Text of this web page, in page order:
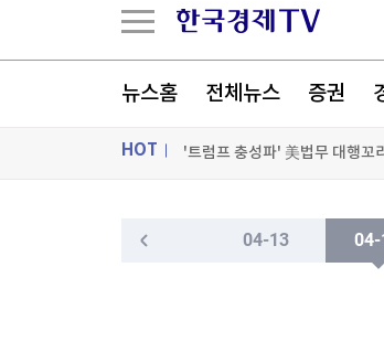
뉴스홈 전체뉴스 증권
HOT
SK하이닉스, 中공장 지분 매
'트럼프 충성파' 美법무 대행꼬
영국왕도 '백인 영국인' 아니
[포토+] 박정민, '멋짐 가득한 모
04-13